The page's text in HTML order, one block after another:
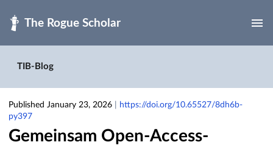
TIB-Blog
Published January 23, 2026
https://doi.org/10.65527/8dh6b-
py397
Gemeinsam Open-Access-